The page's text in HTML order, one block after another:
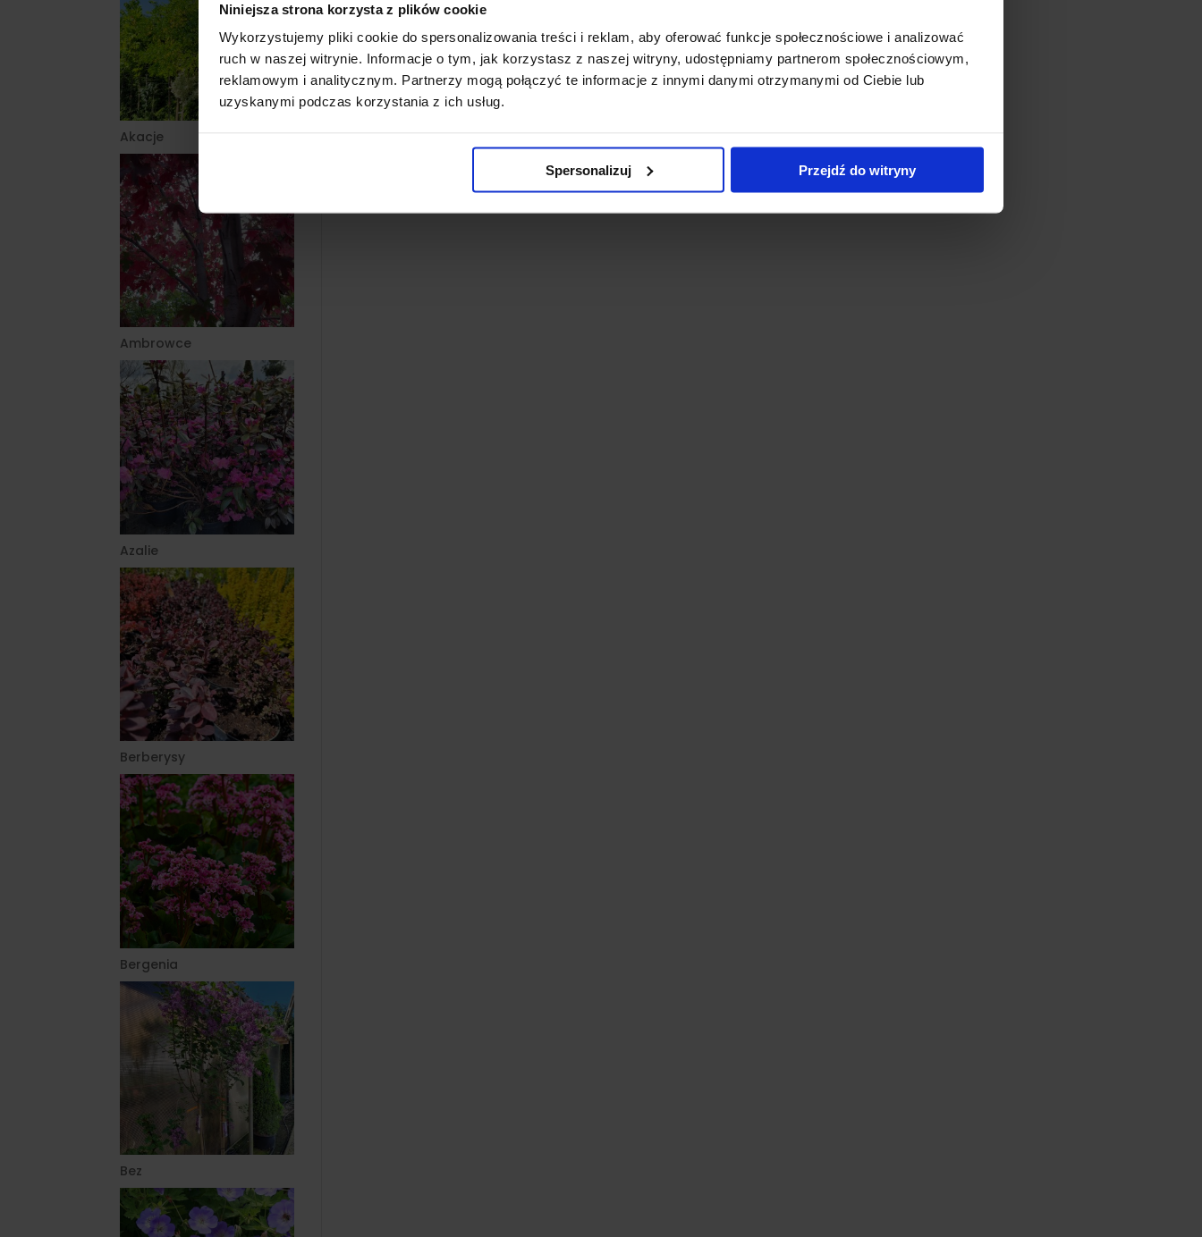
Niniejsza strona korzysta z plików cookie
Wykorzystujemy pliki cookie do spersonalizowania treści i reklam, aby oferować funkcje społecznościowe i analizować
ruch w naszej witrynie. Informacje o tym, jak korzystasz z naszej witryny, udostępniamy partnerom społecznościowym,
reklamowym i analitycznym. Partnerzy mogą połączyć te informacje z innymi danymi otrzymanymi od Ciebie lub
uzyskanymi podczas korzystania z ich usług.
Spersonalizuj Przejdź do witryny
Akacje
Ambrowce
Azalie
Berberysy
Bergenia
Bez